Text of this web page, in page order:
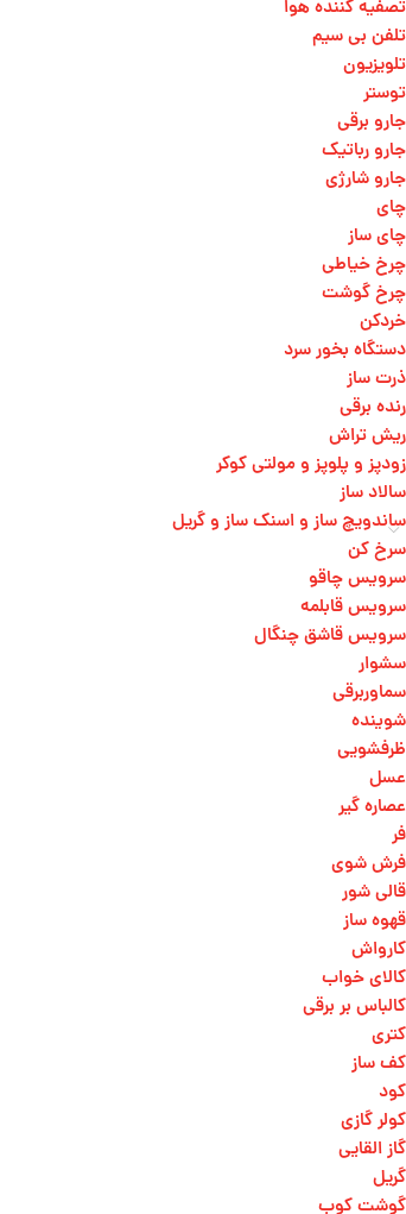
تصفیه کننده هوا
تلفن بی سیم
تلویزیون
توستر
جارو برقی
جارو رباتیک
جارو شارژی
چای
چای ساز
چرخ خیاطی
چرخ گوشت
خردکن
دستگاه بخور سرد
ذرت ساز
رنده برقی
ریش تراش
زودپز و پلوپز و مولتی کوکر
سالاد ساز
ساندویچ ساز و اسنک ساز و گریل
سرخ کن
سرویس چاقو
سرویس قابلمه
سرویس قاشق چنگال
سشوار
سماوربرقی
شوینده
ظرفشویی
عسل
عصاره گیر
فر
فرش شوی
قالی شور
قهوه ساز
کارواش
کالای خواب
کالباس بر برقی
کتری
کف ساز
کود
کولر گازی
گاز القایی
گریل
گوشت کوب